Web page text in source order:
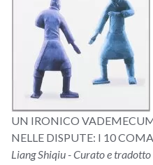
UN IRONICO
NELLE DISPUTE: I 10
Liang Shiqiu - Curato e